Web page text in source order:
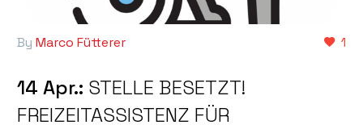
1
By Marco Fütterer
14 Apr.: STELLE BESETZT!
FREIZEITASSISTENZ FÜR